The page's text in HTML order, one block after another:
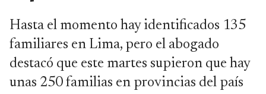
Hasta el momento hay identificados 135
familiares en Lima, pero el abogado
destacó que este martes supieron que hay
unas 250 familias en provincias del país